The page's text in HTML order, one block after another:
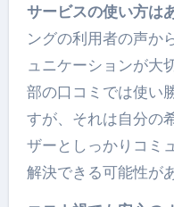
サービスの使い方は
ングの利用者の声か
ュニケーションが大
部の口コミでは使い
すが、それは自分の
ザーとしっかりコミ
解決できる可能性が